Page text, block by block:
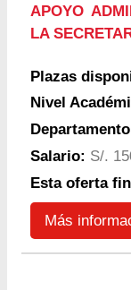
APOYO
LA
Plazas
Nivel
Salario: S/.
Esta oferta
Más